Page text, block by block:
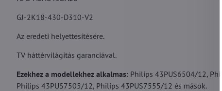
GJ-2K18-430-D310-V2
Az eredeti helyettesítésére.
TV háttérvilágítás garanciával.
Ezekhez a modellekhez alkalmas:Philips 43PUS6504/12,
Philips 43PUS7505/12, Philips 43PUS7555/12 és mások.